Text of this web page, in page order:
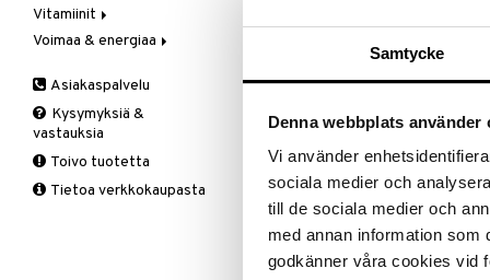
Samtycke
Denna webbplats använder
Vi använder
sociala medier och
till de sociala medier och
med annan information som
godkänner våra cookies vid
Näe
Tuotetieto
ÖrtoDetox on nestemäinen
Annostus
1–2 ml vesilasilliseen 2–4
merkintä. Ravistettava ennen
tai jos sinulla on korkea
ja digitalipreparaattia.
Verisuonia vahvistavat
Kivunlievitys
Muuta
Juomat
Kuidut
Ruuansulatus
Suolisto
C-vitamiini
Estävä & helpottava
Muut
Valkosipuli
Yskään
Vitamiinit
A, D, E & K
B-vitamiinit
C-vitamiinit
Miehet
Multimineraalit
Voimaa & energiaa
Muut
Q-10
Schizandra
Suorituskyky
Asiakaspalvelu
Kysymyksiä &
vastauksia
Toivo tuotetta
Tietoa verkkokaupasta